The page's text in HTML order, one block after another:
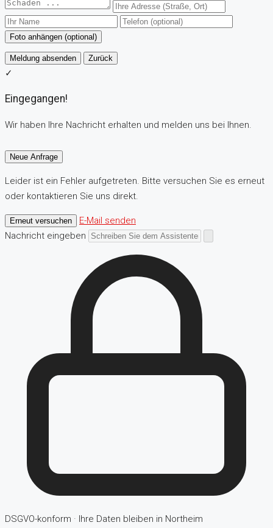
Foto anhängen (optional)
Meldung absenden Zurück
✓
Eingegangen!
Wir haben Ihre Nachricht erhalten und melden uns bei Ihnen.
Neue Anfrage
Leider ist ein Fehler aufgetreten. Bitte versuchen Sie es erneut
oder kontaktieren Sie uns direkt.
Erneut versuchen
E-Mail senden
Nachricht eingeben
DSGVO-konform · Ihre Daten bleiben in Northeim